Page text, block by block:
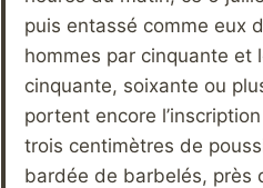
puis entassé comme eux
hommes par cinquante
cinquante, soixante ou
portent encore
trois centimètres de
bardée de barbelés, près